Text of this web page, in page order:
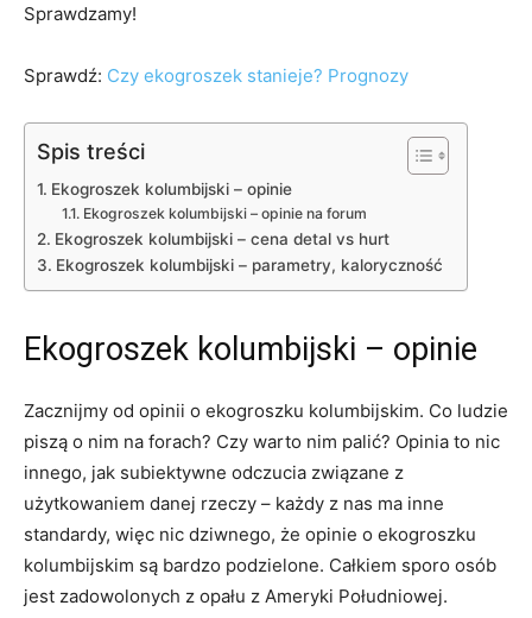
Sprawdzamy!
Sprawdź: Czy ekogroszek stanieje? Prognozy
Spis treści
Ekogroszek kolumbijski – opinie
Ekogroszek kolumbijski – opinie na forum
Ekogroszek kolumbijski – cena detal vs hurt
Ekogroszek kolumbijski – parametry, kaloryczność
Ekogroszek kolumbijski – opinie
Zacznijmy od opinii o ekogroszku kolumbijskim. Co ludzie
piszą o nim na forach? Czy warto nim palić? Opinia to nic
innego, jak subiektywne odczucia związane z
użytkowaniem danej rzeczy – każdy z nas ma inne
standardy, więc nic dziwnego, że opinie o ekogroszku
kolumbijskim są bardzo podzielone. Całkiem sporo osób
jest zadowolonych z opału z Ameryki Południowej.